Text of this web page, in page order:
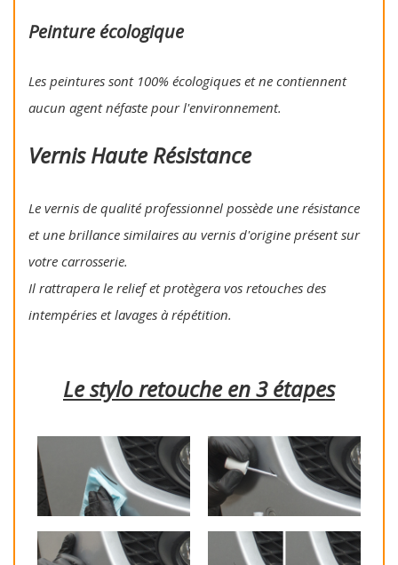
Peinture écologique
Les peintures sont 100% écologiques et ne contiennent
aucun agent néfaste pour l'environnement.
Vernis Haute Résistance
Le vernis de qualité professionnel possède une résistance
et une brillance similaires au vernis d'origine présent sur
votre carrosserie.
Il rattrapera le relief et protègera vos retouches des
intempéries et lavages à répétition.
Le stylo retouche en 3 étapes